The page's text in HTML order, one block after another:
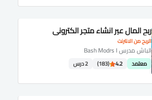
الربح من الانترنت
ربح المال عبر انشاء متجر الكتروني
الباش مدرس Bash Modrs I
معتمد 4.2
(183) 2 درس